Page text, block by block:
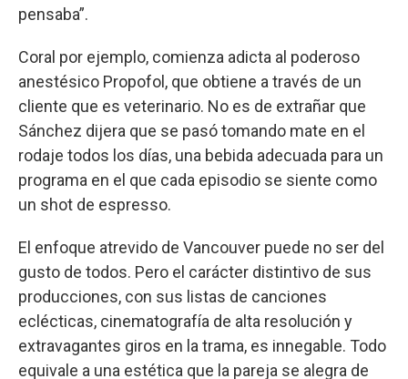
pensaba”.
Coral por ejemplo, comienza adicta al poderoso
anestésico Propofol, que obtiene a través de un
cliente que es veterinario. No es de extrañar que
Sánchez dijera que se pasó tomando mate en el
rodaje todos los días, una bebida adecuada para un
programa en el que cada episodio se siente como
un shot de espresso.
El enfoque atrevido de Vancouver puede no ser del
gusto de todos. Pero el carácter distintivo de sus
producciones, con sus listas de canciones
eclécticas, cinematografía de alta resolución y
extravagantes giros en la trama, es innegable. Todo
equivale a una estética que la pareja se alegra de